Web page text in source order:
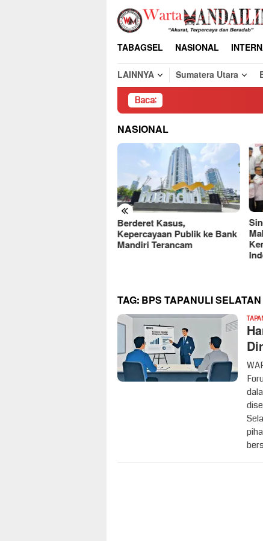
Loncat
konten
TABAGSEL NASIONAL
LAINNYA
Sumatera Utara
Baca:
NASIONAL
«
Sinergi PT Palma Pertiwi
Makmur, JARSANAS dan
Kemendes Wujudkan
TAG:BPS TAPANULI SELATAN